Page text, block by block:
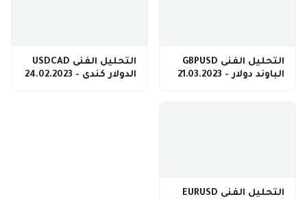
التحليل الفنى GBPUSD
الباوند دولار - 21.03.2023
التحليل الفنى USDCAD
الدولار كندى - 24.02.2023
التحليل الفنى EURUSD